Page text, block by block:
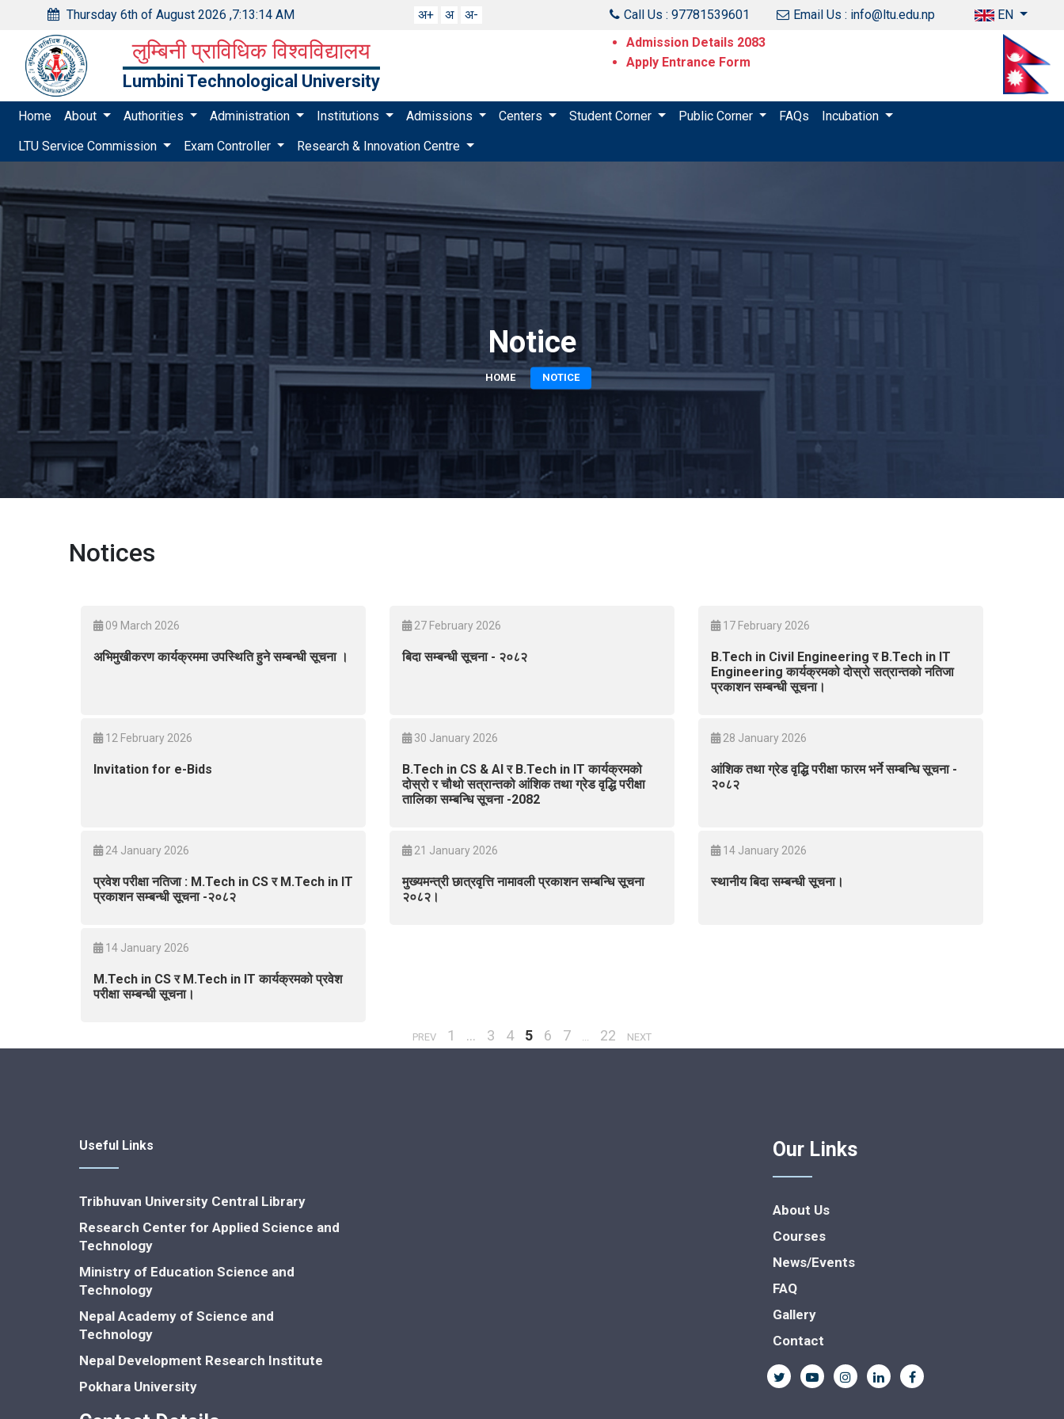
Thursday 6th of August 2026 ,7:13:14 AM अ+ अ अ- Call Us : 97781539601 Email Us : info@ltu.edu.np EN
लुम्बिनी प्राविधिक विश्वविद्यालय
Lumbini Technological University
Admission Details 2083
Apply Entrance Form
Home About Authorities Administration Institutions Admissions Centers Student Corner Public Corner FAQs
Incubation
LTU Service Commission
Exam Controller Research & Innovation Centre
Notice
HOME NOTICE
Notices
09 March 2026
अभिमुखीकरण कार्यक्रममा उपस्थिति हुने सम्बन्धी सूचना ।
27 February 2026
बिदा सम्बन्धी सूचना - २०८२
17 February 2026
B.Tech in Civil Engineering र B.Tech in IT
Engineering कार्यक्रमको दोस्रो सत्रान्तको नतिजा
प्रकाशन सम्बन्धी सूचना।
12 February 2026
Invitation for e-Bids
30 January 2026
B.Tech in CS & AI र B.Tech in IT कार्यक्रमको
दोस्रो र चौथो सत्रान्तको आंशिक तथा ग्रेड वृद्धि परीक्षा
तालिका सम्बन्धि सूचना -2082
28 January 2026
आंशिक तथा ग्रेड वृद्धि परीक्षा फारम भर्ने सम्बन्धि सूचना -
२०८२
24 January 2026
प्रवेश परीक्षा नतिजा : M.Tech in CS र M.Tech in IT
प्रकाशन सम्बन्धी सूचना -२०८२
21 January 2026
मुख्यमन्त्री छात्रवृत्ति नामावली प्रकाशन सम्बन्धि सूचना
२०८२।
14 January 2026
स्थानीय बिदा सम्बन्धी सूचना।
14 January 2026
M.Tech in CS र M.Tech in IT कार्यक्रमको प्रवेश
परीक्षा सम्बन्धी सूचना।
PREV 1 ... 3 4 5 6 7 ... 22 NEXT
Useful Links
Tribhuvan University Central Library
Research Center for Applied Science and
Technology
Ministry of Education Science and
Technology
Nepal Academy of Science and
Technology
Nepal Development Research Institute
Pokhara University
Our Links
About Us
Courses
News/Events
FAQ
Gallery
Contact